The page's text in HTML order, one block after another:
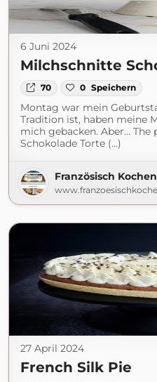
6 Juni 2024
Milchschnitte
70 0 Speichern
Montag war mein
Tradition ist, haben meine
mich gebacken. Aber...
Schokolade Torte (...)
Französisch
27 April 2024
French Silk Pie